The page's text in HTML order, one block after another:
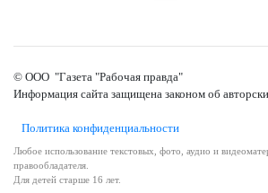
© ООО "Газета "Рабочая правда"
Информация сайта защищена законом об
Политика конфиденциальности
Любое использование текстовых, фото, аудио и
правообладателя.
Для детей старше 16 лет.